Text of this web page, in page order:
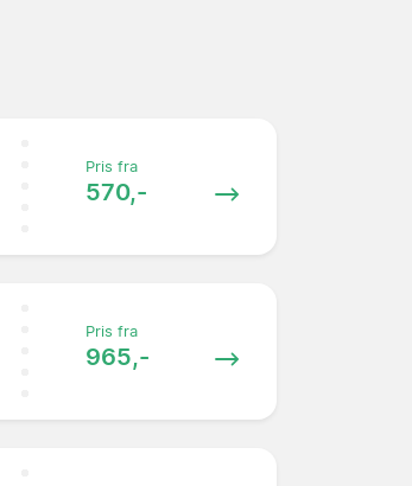
Pris fra
570,-
Pris fra
965,-